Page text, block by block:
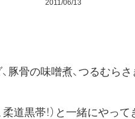
2011/06/13
豚骨の味噌煮、つるむらさ
黒帯！）と一緒にやって